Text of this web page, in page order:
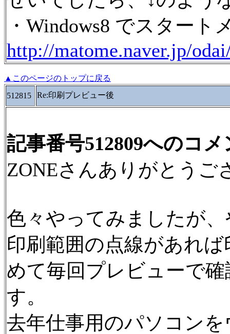
・Windows8 でスター
http://matome.naver.jp/
▲このページのトップに戻る
512815
Re:印刷プレビュー後
記事番号512809へのコメ
ZONEさんありがとうご
色々やってみましたが
印刷範囲の点線があれ
めて毎回プレビューで
す。
去年仕事用のパソコン